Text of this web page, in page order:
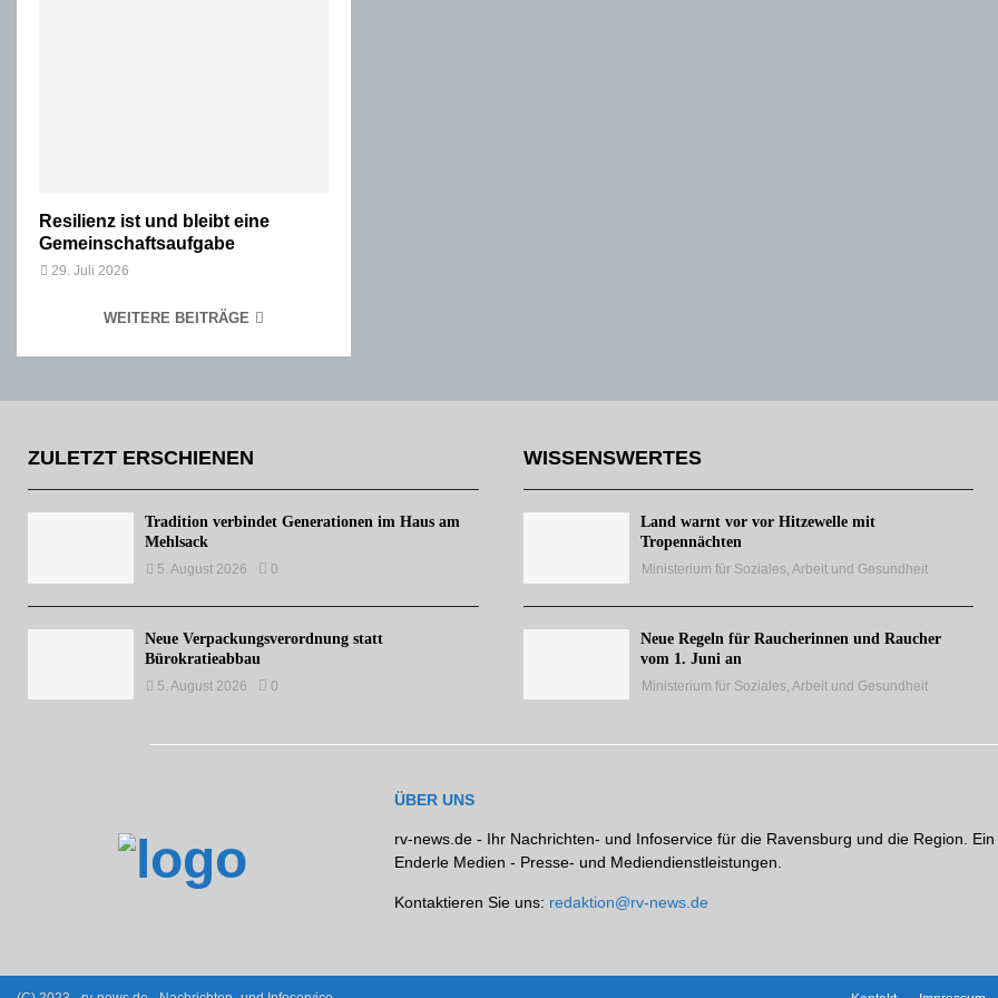
Resilienz ist und bleibt eine
Gemeinschaftsaufgabe
29. Juli 2026
WEITERE BEITRÄGE
ZULETZT ERSCHIENEN
Tradition verbindet Generationen im Haus am
Mehlsack
5. August 2026 0
Neue Verpackungsverordnung statt
Bürokratieabbau
5. August 2026 0
WISSENSWERTES
Land warnt vor vor Hitzewelle mit
Tropennächten
Ministerium für Soziales, Arbeit und Gesundheit
Neue Regeln für Raucherinnen und Raucher
vom 1. Juni an
Ministerium für Soziales, Arbeit und Gesundheit
ÜBER UNS
rv-news.de - Ihr Nachrichten- und Infoservice für die Ravensburg und die Region. Ein
Enderle Medien - Presse- und Mediendienstleistungen.
Kontaktieren Sie uns: redaktion@rv-news.de